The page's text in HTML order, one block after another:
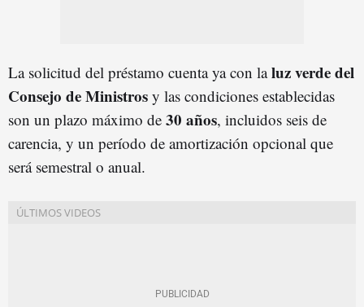
La solicitud del préstamo cuenta ya con laluz verde del
Consejo de Ministros y las condiciones establecidas
son un plazo máximo de 30 años, incluidos seis de
carencia, y un período de amortización opcional que
será semestral o anual.